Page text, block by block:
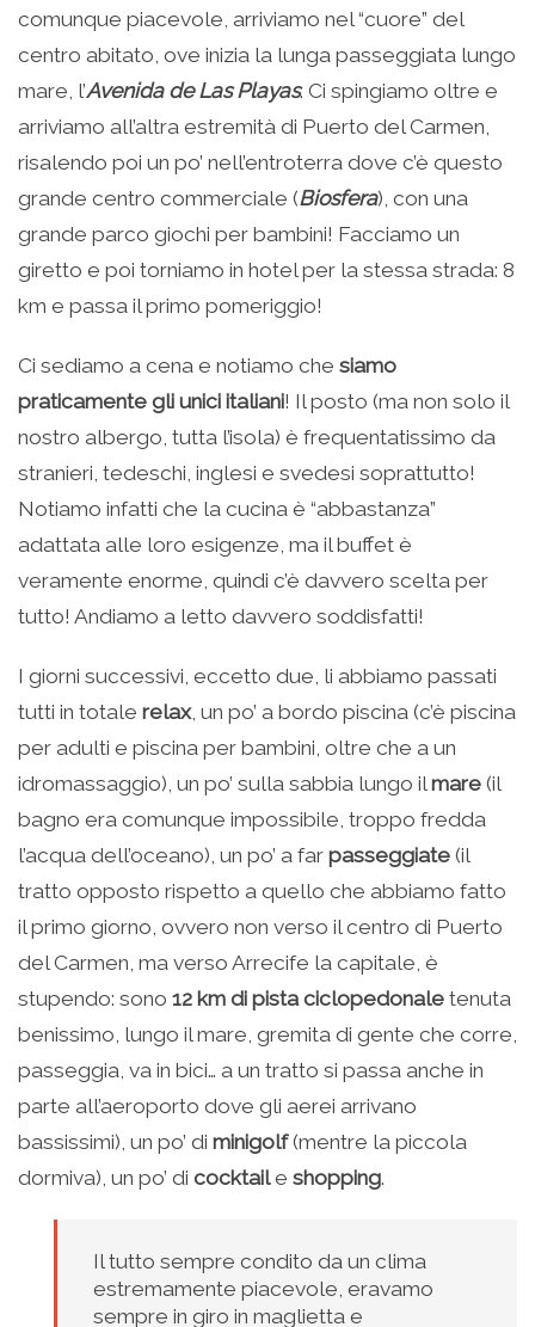
comunque piacevole, arriviamo nel “cuore” del
centro abitato, ove inizia la lunga passeggiata lungo
mare, l’Avenida de Las Playas. Ci spingiamo oltre e
arriviamo all’altra estremità di Puerto del Carmen,
risalendo poi un po’ nell’entroterra dove c’è questo
grande centro commerciale (Biosfera), con una
grande parco giochi per bambini! Facciamo un
giretto e poi torniamo in hotel per la stessa strada: 8
km e passa il primo pomeriggio!
Ci sediamo a cena e notiamo che siamo
praticamente gli unici italiani! Il posto (ma non solo il
nostro albergo, tutta l’isola) è frequentatissimo da
stranieri, tedeschi, inglesi e svedesi soprattutto!
Notiamo infatti che la cucina è “abbastanza”
adattata alle loro esigenze, ma il buffet è
veramente enorme, quindi c’è davvero scelta per
tutto! Andiamo a letto davvero soddisfatti!
I giorni successivi, eccetto due, li abbiamo passati
tutti in totale relax, un po’ a bordo piscina (c’è piscina
per adulti e piscina per bambini, oltre che a un
idromassaggio), un po’ sulla sabbia lungo ilmare (il
bagno era comunque impossibile, troppo fredda
l’acqua dell’oceano), un po’ a far passeggiate (il
tratto opposto rispetto a quello che abbiamo fatto
il primo giorno, ovvero non verso il centro di Puerto
del Carmen, ma verso Arrecife la capitale, è
stupendo: sono 12 km di pista ciclopedonale tenuta
benissimo, lungo il mare, gremita di gente che corre,
passeggia, va in bici… a un tratto si passa anche in
parte all’aeroporto dove gli aerei arrivano
bassissimi), un po’ di minigolf(mentre la piccola
dormiva), un po’ di cocktaile shopping.
Il tutto sempre condito da un clima
estremamente piacevole, eravamo
sempre in giro in maglietta e